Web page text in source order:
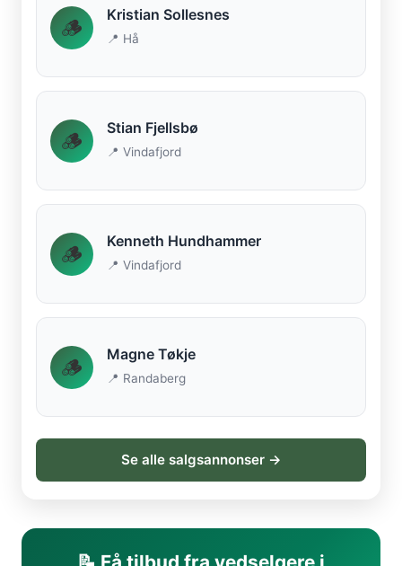
🪵 Kristian Sollesnes
📍 Hå
🪵 Stian Fjellsbø
📍 Vindafjord
🪵 Kenneth Hundhammer
📍 Vindafjord
🪵 Magne Tøkje
📍 Randaberg
Se alle salgsannonser →